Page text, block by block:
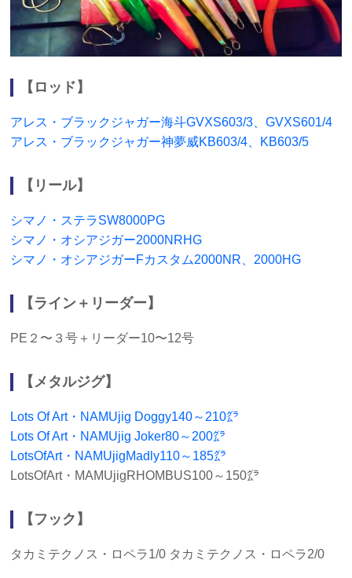
【ロッド】
アレス・ブラックジャガー海斗GVXS603/3、GVXS601/4
アレス・ブラックジャガー神夢威KB603/4、KB603/5
【リール】
シマノ・ステラSW8000PG
シマノ・オシアジガー2000NRHG
シマノ・オシアジガーFカスタム2000NR、2000HG
【ライン＋リーダー】
PE２〜３号＋リーダー10〜12号
【メタルジグ】
Lots Of Art・NAMUjig Doggy140～210㌘
Lots Of Art・NAMUjig Joker80～200㌘
LotsOfArt・NAMUjigMadly110～185㌘
LotsOfArt・MAMUjigRHOMBUS100～150㌘
【フック】
タカミテクノス・ロペラ1/0 タカミテクノス・ロペラ2/0